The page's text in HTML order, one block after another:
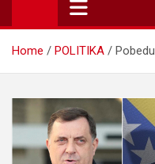
Home POLITIKA